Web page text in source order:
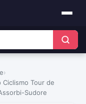
›
Ciclismo Tour de
Sudore